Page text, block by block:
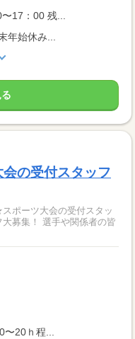
17：00 残...
年始休み...
の受付スタッフ
〜20ｈ程...